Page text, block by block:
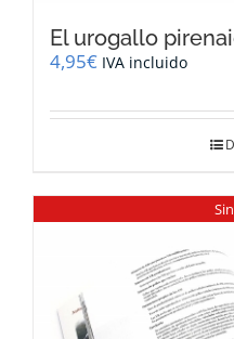
El urogallo
4,95€ IVA incluido